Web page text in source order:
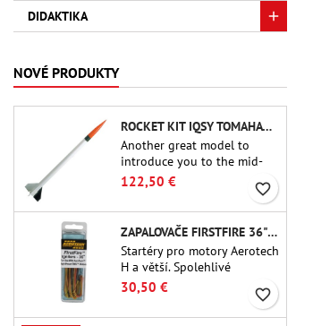
DIDAKTIKA
NOVÉ PRODUKTY
ROCKET KIT IQSY TOMAHAWK - AEROTECH
Another great model to
introduce you to the mid-
power.A scale replica of a
famous sounding rocket,
small in size and peefect to
move to higher-level kits.
122,50 € favorite_border
ZAPALOVAČE FIRSTFIRE 36" - AEROTECH
Startéry pro motory Aerotech
H a větší. Spolehlivé
zapalování motorů až do
délky 91 cm.
30,50 € favorite_border